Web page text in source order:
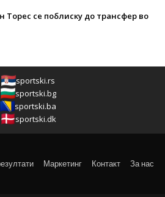
Торес се поблиску до трансфер во
sportski.rs
sportski.bg
sportski.ba
sportski.dk
Маркетинг Контакт За нас